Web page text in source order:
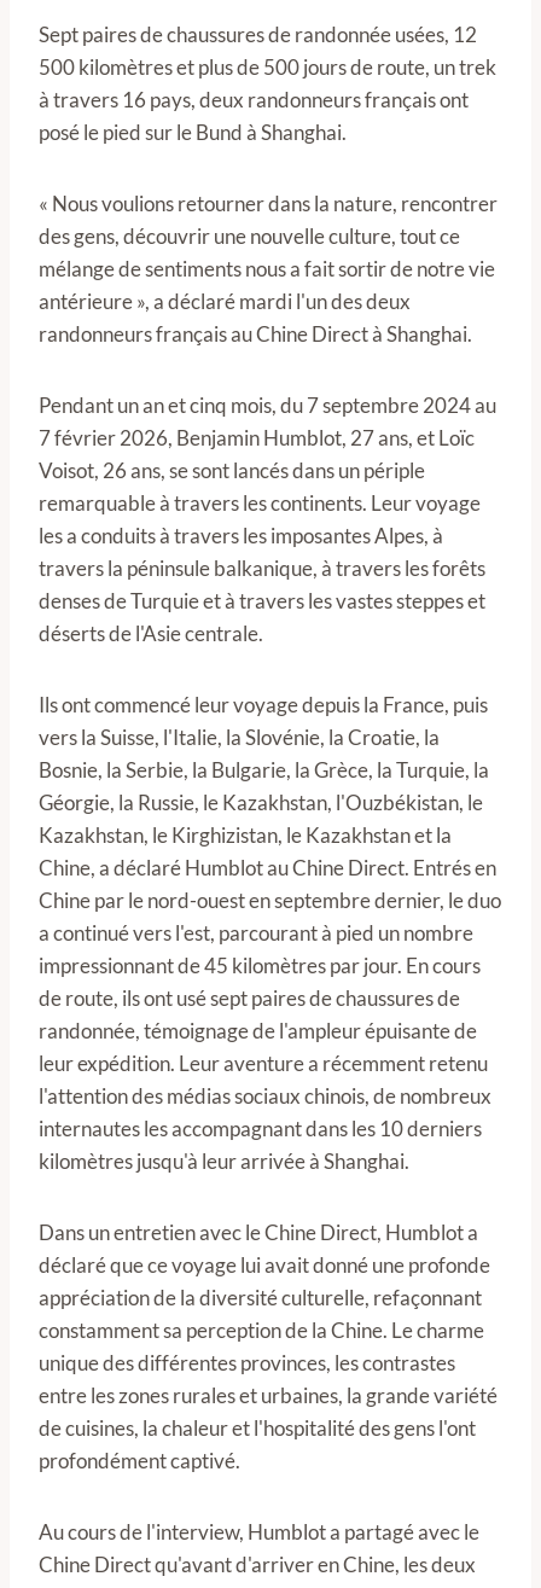
Sept paires de chaussures de randonnée usées, 12
500 kilomètres et plus de 500 jours de route, un trek
à travers 16 pays, deux randonneurs français ont
posé le pied sur le Bund à Shanghai.
« Nous voulions retourner dans la nature, rencontrer
des gens, découvrir une nouvelle culture, tout ce
mélange de sentiments nous a fait sortir de notre vie
antérieure », a déclaré mardi l'un des deux
randonneurs français au Chine Direct à Shanghai.
Pendant un an et cinq mois, du 7 septembre 2024 au
7 février 2026, Benjamin Humblot, 27 ans, et Loïc
Voisot, 26 ans, se sont lancés dans un périple
remarquable à travers les continents. Leur voyage
les a conduits à travers les imposantes Alpes, à
travers la péninsule balkanique, à travers les forêts
denses de Turquie et à travers les vastes steppes et
déserts de l'Asie centrale.
Ils ont commencé leur voyage depuis la France, puis
vers la Suisse, l'Italie, la Slovénie, la Croatie, la
Bosnie, la Serbie, la Bulgarie, la Grèce, la Turquie, la
Géorgie, la Russie, le Kazakhstan, l'Ouzbékistan, le
Kazakhstan, le Kirghizistan, le Kazakhstan et la
Chine, a déclaré Humblot au Chine Direct. Entrés en
Chine par le nord-ouest en septembre dernier, le duo
a continué vers l'est, parcourant à pied un nombre
impressionnant de 45 kilomètres par jour. En cours
de route, ils ont usé sept paires de chaussures de
randonnée, témoignage de l'ampleur épuisante de
leur expédition. Leur aventure a récemment retenu
l'attention des médias sociaux chinois, de nombreux
internautes les accompagnant dans les 10 derniers
kilomètres jusqu'à leur arrivée à Shanghai.
Dans un entretien avec le Chine Direct, Humblot a
déclaré que ce voyage lui avait donné une profonde
appréciation de la diversité culturelle, refaçonnant
constamment sa perception de la Chine. Le charme
unique des différentes provinces, les contrastes
entre les zones rurales et urbaines, la grande variété
de cuisines, la chaleur et l'hospitalité des gens l'ont
profondément captivé.
Au cours de l'interview, Humblot a partagé avec le
Chine Direct qu'avant d'arriver en Chine, les deux